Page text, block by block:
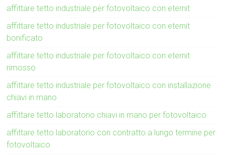
affittare tetto industriale per fotovoltaico con eternit
affittare tetto industriale per fotovoltaico con eternit
bonificato
affittare tetto industriale per fotovoltaico con eternit
rimosso
affittare tetto industriale per fotovoltaico con installazione
chiavi in mano
affittare tetto laboratorio chiavi in mano per fotovoltaico
affittare tetto laboratorio con contratto a lungo termine per
fotovoltaico